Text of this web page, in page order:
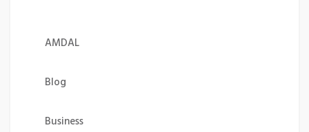
AMDAL
Blog
Business